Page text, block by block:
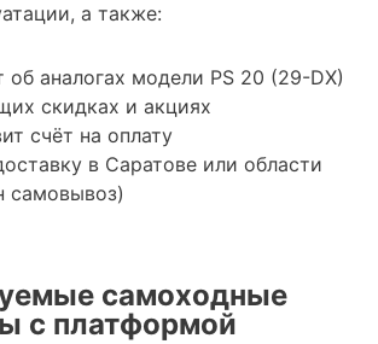
а также:
об аналогах модели PS 20 (29-DX)
скидках и акциях
счёт на оплату
в Саратове или области
самовывоз)
самоходные
с платформой